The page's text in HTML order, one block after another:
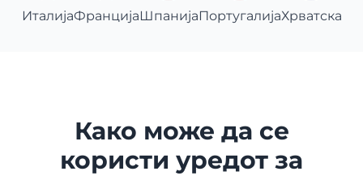
ИталијаФранцијаШпанијаПортугалијаХрватска
Како може да се
користи уредот за